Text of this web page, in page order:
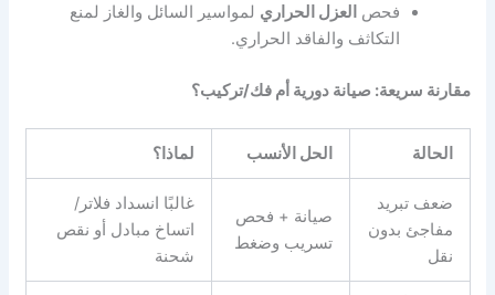
فحص العزل الحراري لمواسير السائل والغاز لمنع
التكاثف والفاقد الحراري.
مقارنة سريعة: صيانة دورية أم فك/تركيب؟
الحالة الحل الأنسب لماذا؟
ضعف تبريد
مفاجئ بدون
نقل
صيانة + فحص
تسريب وضغط
غالبًا انسداد فلاتر/
اتساخ مبادل أو نقص
شحنة